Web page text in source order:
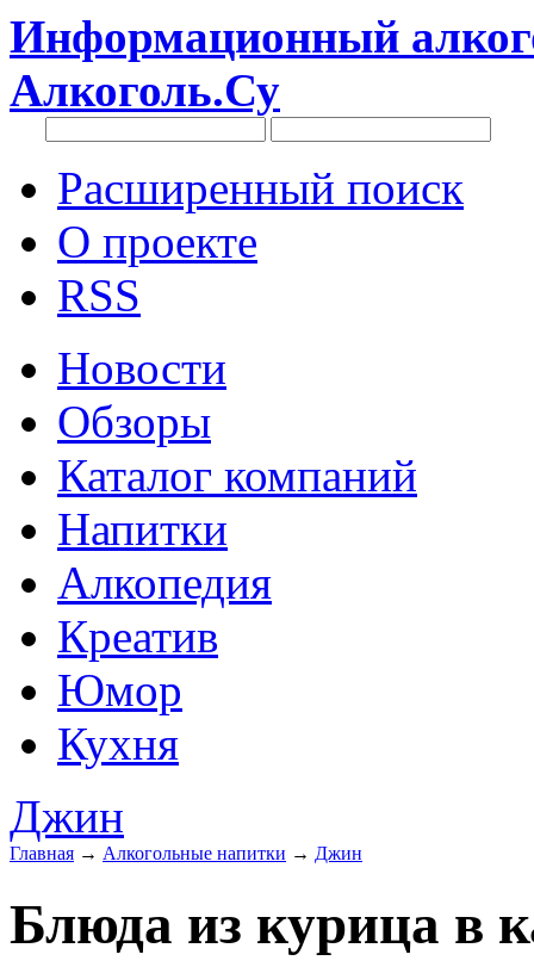
Информационный
Алкоголь.Су
Расширенный поиск
О проекте
RSS
Новости
Обзоры
Каталог компаний
Напитки
Алкопедия
Креатив
Юмор
Кухня
Джин
Главная → Алкогольные напитки → Джин
Блюда из курица в